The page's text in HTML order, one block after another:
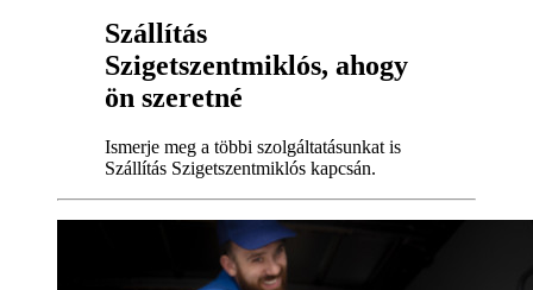
Szállítás
Szigetszentmiklós, ahogy
ön szeretné
Ismerje meg a többi szolgáltatásunkat is
Szállítás Szigetszentmiklós kapcsán.